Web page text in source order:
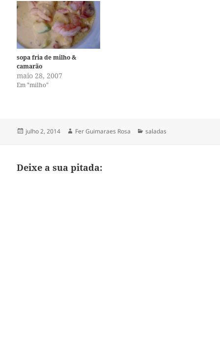
sopa fria de milho &
camarão
maio 28, 2007
Em "milho"
Publicado
julho 2, 2014 Autor
Fer Guimaraes Rosa Categorias
saladas
Deixe a sua pitada: